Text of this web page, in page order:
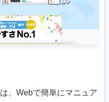
は、Webで簡単にマニュア